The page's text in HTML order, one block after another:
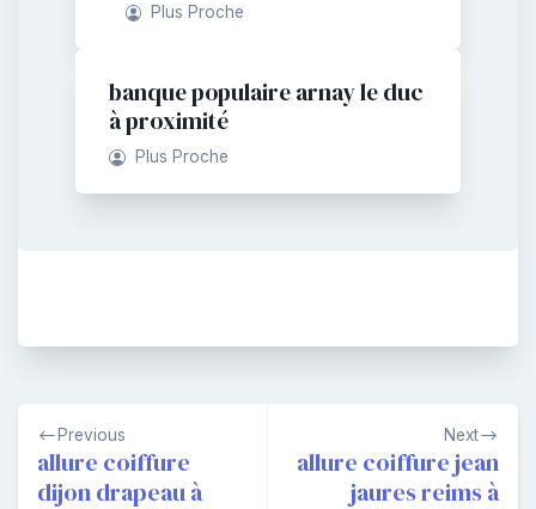
Plus Proche
banque populaire arnay le duc
à proximité
Plus Proche
Navigation
de
l’article
Previous
allure coiffure
dijon drapeau à
Next
allure coiffure jean
jaures reims à